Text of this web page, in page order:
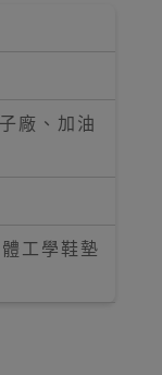
廠、加油
工學鞋墊